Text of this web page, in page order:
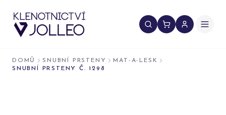
DOMŮ SNUBNÍ PRSTENY
MAT-A-LESK
SNUBNÍ PRSTENY Č. 1298